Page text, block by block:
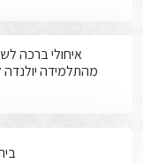
איחולי ברכה
מהתלמידה יולנדה